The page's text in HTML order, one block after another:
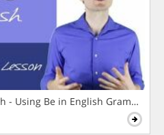
- Using Be in English Grammar